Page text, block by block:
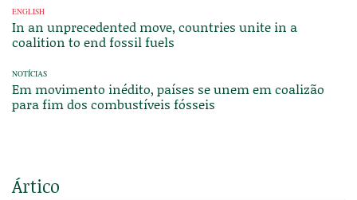
ENGLISH
In an unprecedented move, countries unite in a
coalition to end fossil fuels
NOTÍCIAS
Em movimento inédito, países se unem em coalizão
para fim dos combustíveis fósseis
Ártico